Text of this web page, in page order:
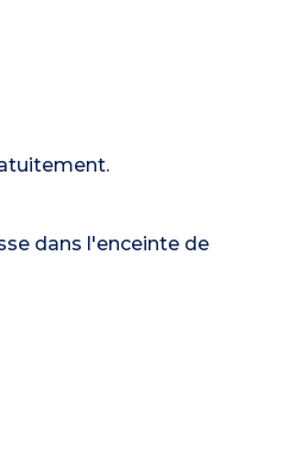
dans l'enceinte de